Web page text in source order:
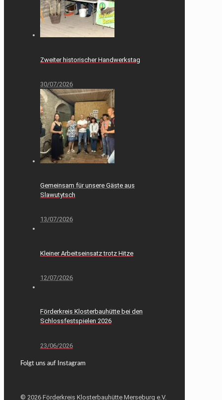
Zweiter historischer Handwerkstag
30/07/2026
Gemeinsam für unsere Gäste aus
Slawutytsch
13/07/2026
Kleiner Arbeitseinsatz trotz Hitze
12/07/2026
Förderkreis Klosterbauhütte bei den
Schlossfestspielen 2026
23/06/2026
Folgt uns auf Instagram
© 2026 Förderkreis Klosterbauhütte Merseburg e.V.